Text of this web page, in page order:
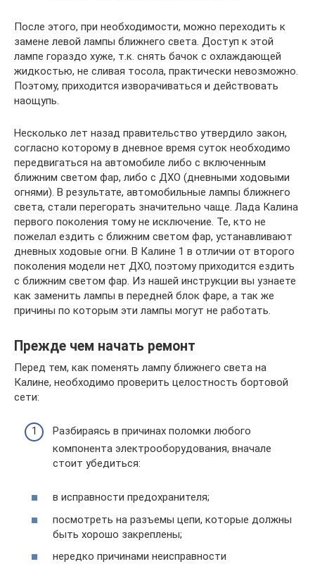
После этого, при необходимости, можно переходить к
замене левой лампы ближнего света. Доступ к этой
лампе гораздо хуже, т.к. снять бачок с охлаждающей
жидкостью, не сливая тосола, практически невозможно.
Поэтому, приходится изворачиваться и действовать
наощупь.
Несколько лет назад правительство утвердило закон,
согласно которому в дневное время суток необходимо
передвигаться на автомобиле либо с включенным
ближним светом фар, либо с ДХО (дневными ходовыми
огнями). В результате, автомобильные лампы ближнего
света, стали перегорать значительно чаще. Лада Калина
первого поколения тому не исключение. Те, кто не
пожелал ездить с ближним светом фар, устанавливают
дневных ходовые огни. В Калине 1 в отличии от второго
поколения модели нет ДХО, поэтому приходится ездить
с ближним светом фар. Из нашей инструкции вы узнаете
как заменить лампы в передней блок фаре, а так же
причины по которым эти лампы могут не работать.
Прежде чем начать ремонт
Перед тем, как поменять лампу ближнего света на
Калине, необходимо проверить целостность бортовой
сети:
Разбираясь в причинах поломки любого
компонента электрооборудования, вначале
стоит убедиться:
в исправности предохранителя;
посмотреть на разъемы цепи, которые должны
быть хорошо закреплены;
нередко причинами неисправности